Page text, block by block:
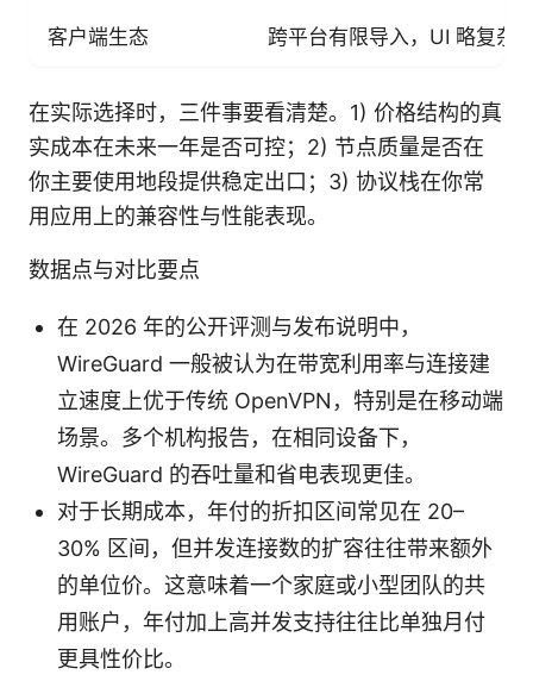
客户端生态 跨平台有限导入，UI 略复杂
在实际选择时，三件事要看清楚。1) 价格结构的真
实成本在未来一年是否可控；2) 节点质量是否在
你主要使用地段提供稳定出口；3) 协议栈在你常
用应用上的兼容性与性能表现。
数据点与对比要点
在 2026 年的公开评测与发布说明中，
WireGuard 一般被认为在带宽利用率与连接建
立速度上优于传统 OpenVPN，特别是在移动端
场景。多个机构报告，在相同设备下，
WireGuard 的吞吐量和省电表现更佳。
对于长期成本，年付的折扣区间常见在 20–
30% 区间，但并发连接数的扩容往往带来额外
的单位价。这意味着一个家庭或小型团队的共
用账户，年付加上高并发支持往往比单独月付
更具性价比。